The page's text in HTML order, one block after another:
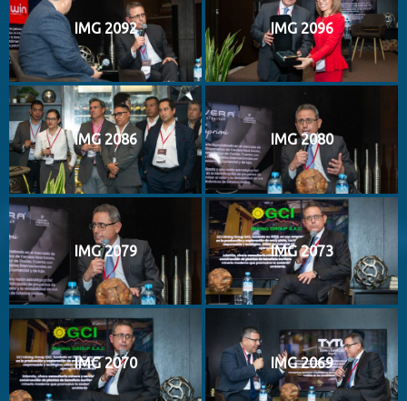
IMG 2092 IMG 2096
IMG 2086 IMG 2080
IMG 2079 IMG 2073
IMG 2070 IMG 2069